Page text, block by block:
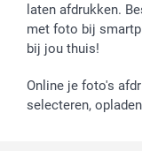
Jobs & Stages
Investor Relations
laten afdrukken.
met foto bij
bij jou thuis!
Online je foto's
selecteren,